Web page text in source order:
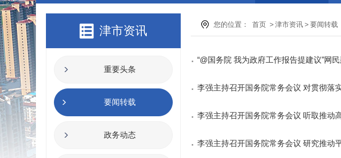
津市资讯
重要头条
要闻转载
政务动态
您的位置： 首页 >津市资讯>要闻转载
“@国务院 我为政府工作报告提建议”网
李强主持召开国务院常务会议 对贯彻落
李强主持召开国务院常务会议 听取推动
李强主持召开国务院常务会议 研究推动